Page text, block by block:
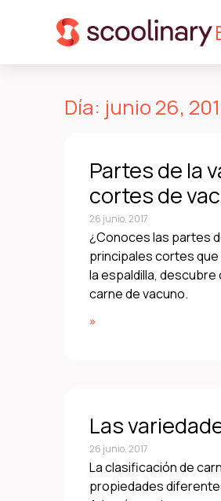
Día: junio 26,
Partes de la
cortes de
26 junio, 2017
¿Conoces las partes
principales cortes
la espaldilla,
carne de vacuno.
»
Las
26 junio, 2017
La clasificación de
propiedades